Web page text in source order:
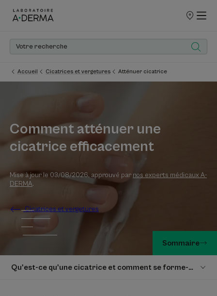
POINTS
Accueil Cicatrices et vergetures Atténuer cicatrice
Comment atténuer une
cicatrice efficacement
Mise à jour le 03/08/2026, approuvé par nos experts médicaux A-
DERMA.
Cicatrices et vergetures
Sommaire
Qu'est-ce qu'une cicatrice et comment se forme-t-elle ?